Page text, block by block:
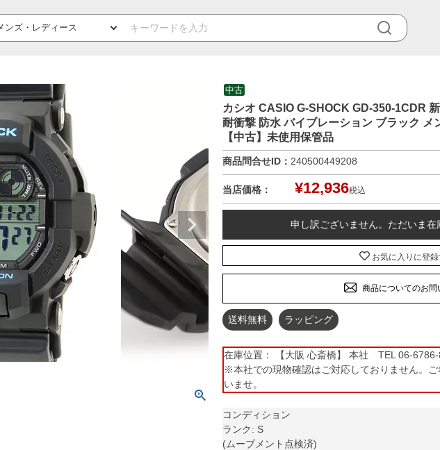
中古
カシオ CASIO G-SHOCK GD-350-1CDR
耐衝撃 防水 バイブレーション ブラック メ
【中古】未使用保管品
商品問合せID： 240500449208
当店価格： ¥12,936税込
申し訳ございません。ただいま在
お気に入りに登録
商品についてのお問
送料無料 ラッピング
在庫位置： 【大阪 心斎橋】 本社 TEL 06-
※本社での現物確認はご対応しておりません。
いませ。
コンディション
ランク: S
(ムーブメント点検済)